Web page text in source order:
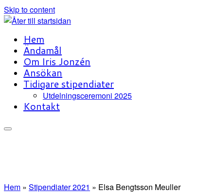
Skip to content
Hem
Ändamål
Om Iris Jonzén
Ansökan
Tidigare stipendiater
Utdelningsceremoni 2025
Kontakt
Hem » Stipendiater 2021 » Elsa Bengtsson Meuller